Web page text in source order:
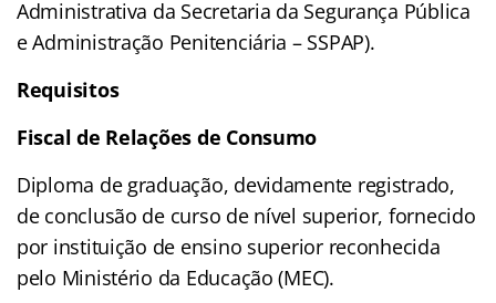
Administrativa da Secretaria da Segurança Pública
e Administração Penitenciária – SSPAP).
Requisitos
Fiscal de Relações de Consumo
Diploma de graduação, devidamente registrado,
de conclusão de curso de nível superior, fornecido
por instituição de ensino superior reconhecida
pelo Ministério da Educação (MEC).